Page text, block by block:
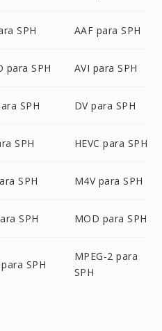
SPH AAF para SPH
para SPH AVI para SPH
SPH DV para SPH
SPH HEVC para SPH
SPH M4V para SPH
SPH MOD para SPH
SPH
MPEG-2 para
SPH